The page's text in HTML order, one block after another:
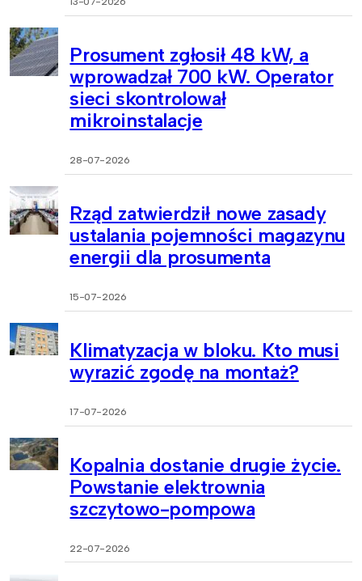
Prosument zgłosił 48 kW, a
wprowadzał 700 kW. Operator
sieci skontrolował
mikroinstalacje
28-07-2026
Rząd zatwierdził nowe zasady
ustalania pojemności magazynu
energii dla prosumenta
15-07-2026
Klimatyzacja w bloku. Kto musi
wyrazić zgodę na montaż?
17-07-2026
Kopalnia dostanie drugie życie.
Powstanie elektrownia
szczytowo-pompowa
22-07-2026